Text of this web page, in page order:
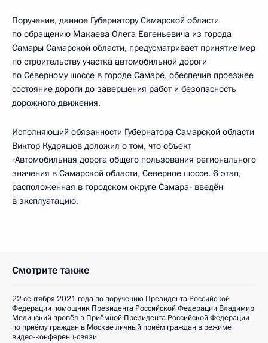
Поручение, данное Губернатору Самарской области
по обращению Макаева Олега Евгеньевича из города
Самары Самарской области, предусматривает принятие мер
по строительству участка автомобильной дороги
по Северному шоссе в городе Самаре, обеспечив проезжее
состояние дороги до завершения работ и безопасность
дорожного движения.
Исполняющий обязанности Губернатора Самарской области
Виктор Кудряшов доложил о том, что объект
«Автомобильная дорога общего пользования регионального
значения в Самарской области, Северное шоссе. 6 этап,
расположенная в городском округе Самара» введён
в эксплуатацию.
Смотрите также
22 сентября 2021 года по поручению Президента Российской
Федерации помощник Президента Российской Федерации Владимир
Мединский провёл в Приёмной Президента Российской Федерации
по приёму граждан в Москве личный приём граждан в режиме
видео-конференц-связи